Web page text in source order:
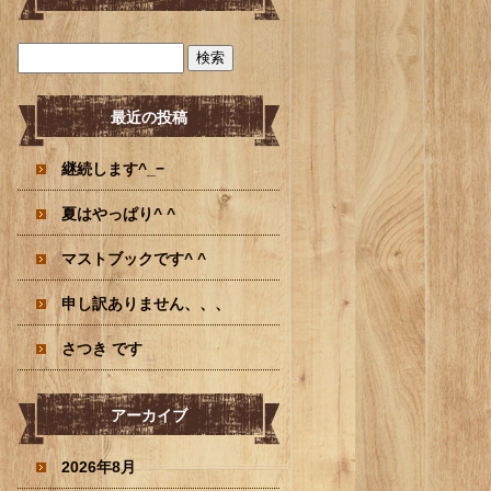
最近の投稿
継続します^_−
夏はやっぱり^ ^
マストブックです^ ^
申し訳ありません、、、
さつき です
アーカイブ
2026年8月